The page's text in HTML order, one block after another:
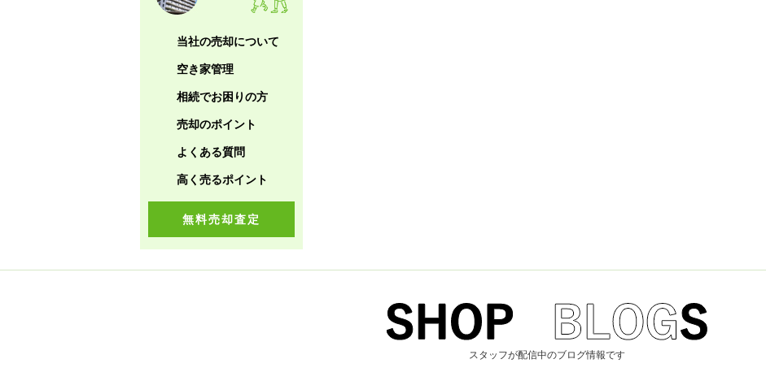
当社の売却について
空き家管理
相続でお困りの方
売却のポイント
よくある質問
高く売るポイント
無料売却査定
スタッフが配信中のブログ情報です